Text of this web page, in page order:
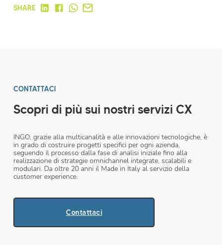
SHARE
CONTATTACI
Scopri di più sui nostri servizi CX
INGO, grazie alla multicanalità e alle innovazioni tecnologiche, è
in grado di costruire progetti specifici per ogni azienda,
seguendo il processo dalla fase di analisi iniziale fino alla
realizzazione di strategie omnichannel integrate, scalabili e
modulari. Da oltre 20 anni il Made in Italy al servizio della
customer experience.
Contattaci